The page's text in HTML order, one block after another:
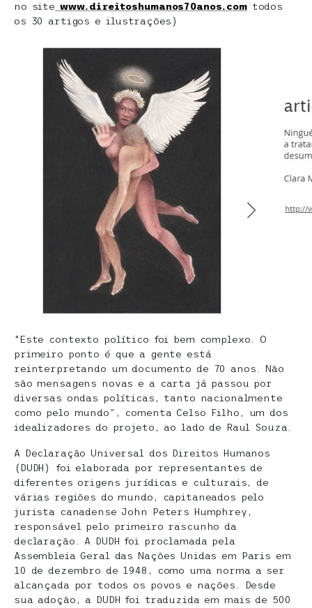
no site www.direitoshumanos70anos.comtodos
os 30 artigos e ilustrações)
“Este contexto político foi bem complexo. O
primeiro ponto é que a gente está
reinterpretando um documento de 70 anos. Não
são mensagens novas e a carta já passou por
diversas ondas políticas, tanto nacionalmente
como pelo mundo”, comenta Celso Filho, um dos
idealizadores do projeto, ao lado de Raul Souza.
A Declaração Universal dos Direitos Humanos
(DUDH) foi elaborada por representantes de
diferentes origens jurídicas e culturais, de
várias regiões do mundo, capitaneados pelo
jurista canadense John Peters Humphrey,
responsável pelo primeiro rascunho da
declaração. A DUDH foi proclamada pela
Assembleia Geral das Nações Unidas em Paris em
10 de dezembro de 1948, como uma norma a ser
alcançada por todos os povos e nações. Desde
sua adoção, a DUDH foi traduzida em mais de 500